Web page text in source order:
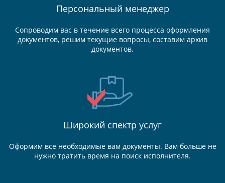
Персональный менеджер
Сопроводим вас в течение всего процесса оформления
документов, решим текущие вопросы, составим архив
документов.
Широкий спектр услуг
Оформим все необходимые вам документы. Вам больше не
нужно тратить время на поиск исполнителя.